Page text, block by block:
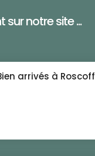
notre site ...
arrivés à Roscoff